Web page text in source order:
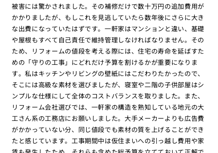
被害には驚かされました。その補修だけで数十万円の追加費用が
かかりましたが、もしこれを見逃していたら数年後にさらに大き
な出費になっていたはずです。一軒家はマンションと違い、基礎
や屋根もすべて自己責任で維持管理しなければなりません。その
ため、リフォームの値段を考える際には、住宅の寿命を延ばすた
めの「守りの工事」にどれだけ予算を割けるかが重要になりま
す。私はキッチンやリビングの壁紙にはこだわりたかったので、
そこには高級な素材を選びましたが、寝室や二階の子供部屋はシ
ンプルな仕様にして全体のコストバランスを取りました。また、
リフォーム会社選びでは、一軒家の構造を熟知している地元の大
工さん系の工務店にお願いしました。大手メーカーよりも広告費
がかかっていない分、同じ値段でも素材の質を上げることができ
たと感じています。工事期間中は仮住まいへの引っ越し費用や家